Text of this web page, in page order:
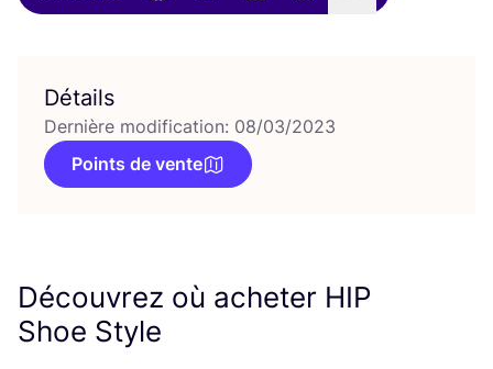
Détails
Dernière modification: 08/03/2023
Points de vente
Découvrez où acheter HIP
Shoe Style